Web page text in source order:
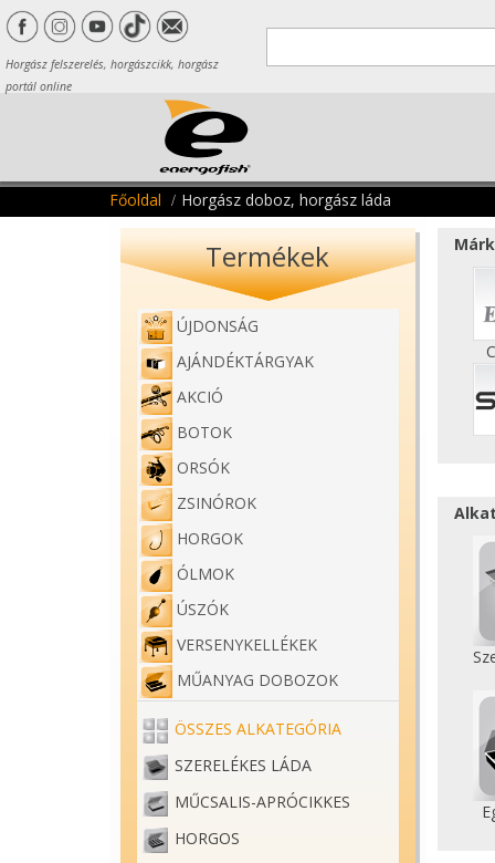
Horgász felszerelés, horgászcikk, horgász
portál online
Főoldal Horgász doboz, horgász láda
Termékek
ÚJDONSÁG
AJÁNDÉKTÁRGYAK
AKCIÓ
BOTOK
ORSÓK
ZSINÓROK
HORGOK
ÓLMOK
ÚSZÓK
VERSENYKELLÉKEK
MŰANYAG DOBOZOK
ÖSSZES ALKATEGÓRIA
SZERELÉKES LÁDA
MŰCSALIS-APRÓCIKKES
HORGOS